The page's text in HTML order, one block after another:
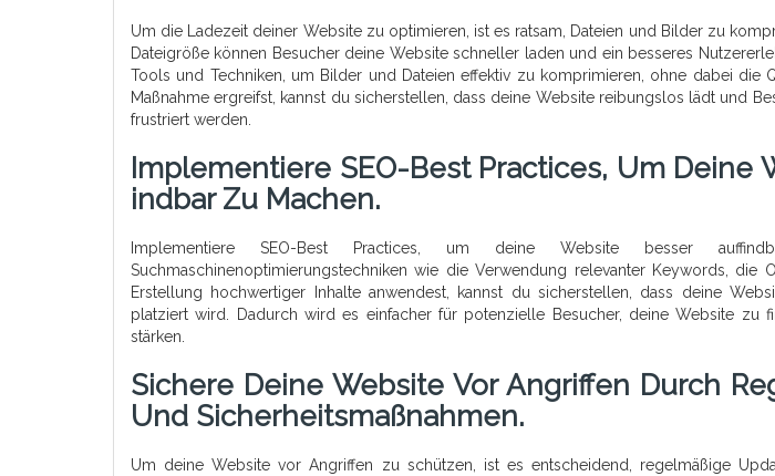
Um die Ladezeit deiner Website zu optimieren, ist es ratsam, Dateien und Bilder zu
Dateigröße können Besucher deine Website schneller laden und ein besseres
Tools und Techniken, um Bilder und Dateien effektiv zu komprimieren, ohne dabei die
Maßnahme ergreifst, kannst du sicherstellen, dass deine Website reibungslos lädt und
frustriert werden.
Implementiere SEO-Best Practices, Um Deine
Indbar Zu Machen.
Implementiere SEO-Best Practices, um deine Website besser
Suchmaschinenoptimierungstechniken wie die Verwendung relevanter Keywords, die
Erstellung hochwertiger Inhalte anwendest, kannst du sicherstellen, dass deine
platziert wird. Dadurch wird es einfacher für potenzielle Besucher, deine Website zu
stärken.
Sichere Deine Website Vor Angriffen Durch
Und Sicherheitsmaßnahmen.
Um deine Website vor Angriffen zu schützen, ist es entscheidend, regelmäßige